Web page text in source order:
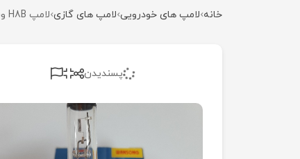
خانه لامپ های خودرویی لامپ های گازی لامپ H8B ونسونگ چین
پسندیدن